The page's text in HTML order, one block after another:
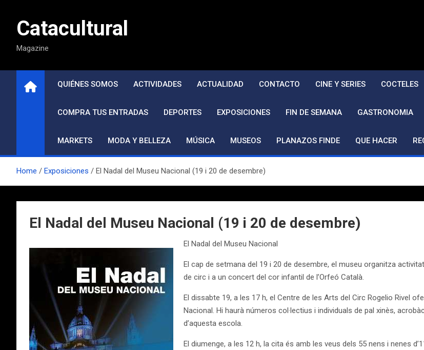
contenidoCatacultural
Magazine
QUIÉNES SOMOS ACTIVIDADES ACTUALIDAD CONTACTO CINE Y SERIES COCTELES
COMPRA TUS ENTRADAS DEPORTES EXPOSICIONES FIN DE SEMANA GASTRONOMIA
MARKETS MODA Y BELLEZA MÚSICA MUSEOS PLANAZOS FINDE QUE HACER
Home Exposiciones El Nadal del Museu Nacional (19 i 20 de desembre)
El Nadal del Museu Nacional (19 i 20 de desembre)
El Nadal del Museu Nacional
El cap de setmana del 19 i 20 de desembre, el museu organitza
de circ i a un concert del cor infantil de l’Orfeó Català.
El dissabte 19, a les 17 h, el Centre de les Arts del Circ Rogelio Rivel
Nacional. Hi haurà números col·lectius i individuals de pal xinès,
d’aquesta escola.
El diumenge, a les 12 h, la cita és amb les veus dels 55 nens i nenes